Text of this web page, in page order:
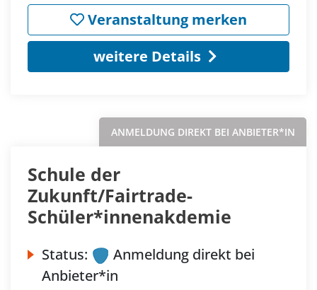
Veranstaltung merken
weitere Details
ANMELDUNG DIREKT BEI ANBIETER*IN
Schule der
Zukunft/Fairtrade-
Schüler*innenakdemie
Status:
Anmeldung direkt bei
Anbieter*in